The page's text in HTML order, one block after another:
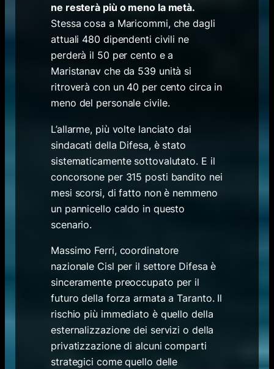
ne resterà più o meno la metà.
Stessa cosa a Maricommi, che dagli
attuali 480 dipendenti civili ne
perderà il 50 per cento e a
Maristanav che da 539 unità si
ritroverà con un 40 per cento circa in
meno del personale civile.
L’allarme, più volte lanciato dai
sindacati della Difesa, è stato
sistematicamente sottovalutato. E il
concorsone per 315 posti bandito nei
mesi scorsi, di fatto non è nemmeno
un pannicello caldo in questo
scenario.
Massimo Ferri, coordinatore
nazionale Cisl per il settore Difesa è
sinceramente preoccupato per il
futuro della forza armata a Taranto. Il
rischio più immediato è quello della
esternalizzazione dei servizi o della
privatizzazione di alcuni comparti
strategici come quello delle